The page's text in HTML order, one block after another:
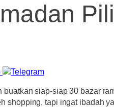
buatkan siap-siap 30 bazar
shopping, tapi ingat ibadah